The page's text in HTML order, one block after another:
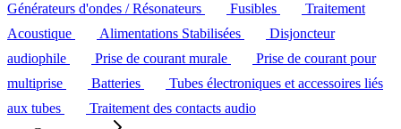
Générateurs d'ondes / Résonateurs
Fusibles
Traitement
Acoustique
Alimentations Stabilisées
Disjoncteur
audiophile
Prise de courant murale
Prise de courant pour
multiprise
Batteries
Tubes électroniques et accessoires liés
aux tubes
Traitement des contacts audio